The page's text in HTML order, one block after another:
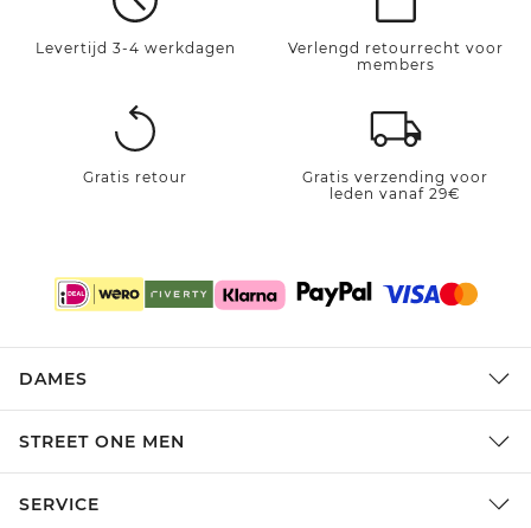
Levertijd 3-4 werkdagen
Verlengd retourrecht voor
members
Gratis retour
Gratis verzending voor
leden vanaf 29€
DAMES
STREET ONE MEN
SERVICE